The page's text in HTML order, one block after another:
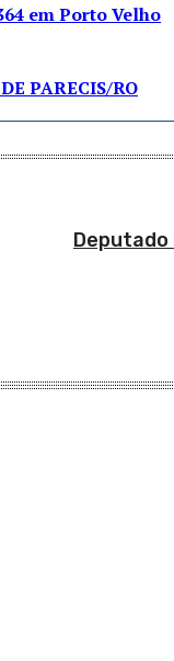
em Porto Velho
PARECIS/RO
Deputado